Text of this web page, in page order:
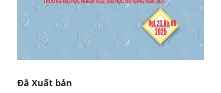
10.1080/07294360903552451.
J. Hattie and H. W. Marsh, “The relationship
between research and teaching: A meta-analysis”,
Review of Educational Research
, vol. 66, no. 4, pp.
507–542, 1996. doi: 10.3102/00346543066004507.
Đã Xuất bản